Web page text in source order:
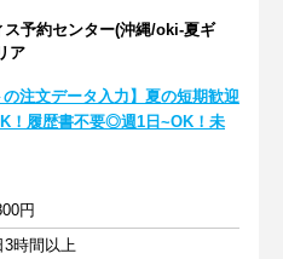
予約センター(沖縄/oki-夏ギ
ア
の注文データ入力】夏の短期歓迎
！履歴書不要◎週1日~OK！未
円
3時間以上